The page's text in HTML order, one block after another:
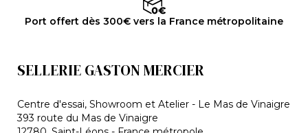
Port offert dès 300€ vers la France métropolitaine
SELLERIE GASTON MERCIER
Centre d'essai, Showroom et Atelier - Le Mas de Vinaigre
393 route du Mas de Vinaigre